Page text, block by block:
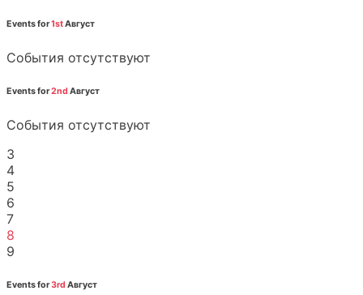
Events for1stАвгуст
События отсутствуют
Events for2nd Август
События отсутствуют
3
4
5
6
7
8
9
Events for3rd Август